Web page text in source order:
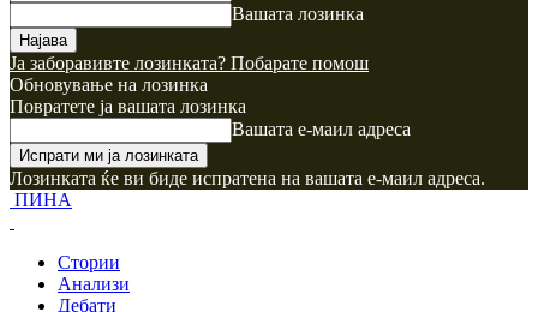
Вашата лозинка
Ја заборавивте лозинката? Побарате помош
Обновување на лозинка
Повратете ја вашата лозинка
Вашата е-маил адреса
Лозинката ќе ви биде испратена на вашата е-маил адреса.
ПИНА
Стории
Анализи
Дебати